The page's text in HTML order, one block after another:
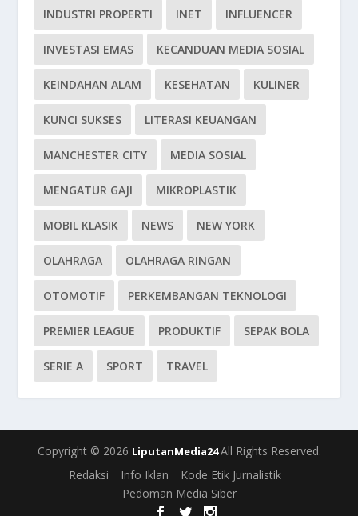
INDUSTRI PROPERTI INET INFLUENCER
INVESTASI EMAS KECANDUAN MEDIA SOSIAL
KEINDAHAN ALAM KESEHATAN KULINER
KUNCI SUKSES LITERASI KEUANGAN
MANCHESTER CITY MEDIA SOSIAL
MENGATUR GAJI MIKROPLASTIK
MOBIL KLASIK NEWS NEW YORK
OLAHRAGA OLAHRAGA RINGAN
OTOMOTIF PERKEMBANGAN TEKNOLOGI
PREMIER LEAGUE PRODUKTIF SEPAK BOLA
SERIE A SPORT TRAVEL
Copyright © 2026 LiputanMedia24All Rights Reserved.
Redaksi
Info Iklan
Kode Etik Jurnalistik
Pedoman Media Siber